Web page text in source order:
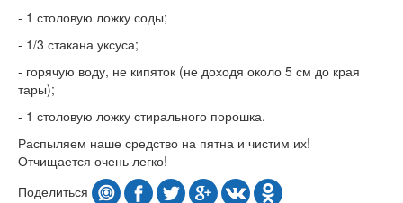
- 1 столовую ложку соды;
- 1/3 стакана уксуса;
- горячую воду, не кипяток (не доходя около 5 см до края
тары);
- 1 столовую ложку стирального порошка.
Распыляем наше средство на пятна и чистим их!
Отчищается очень легко!
Поделиться